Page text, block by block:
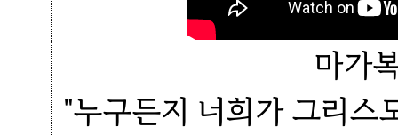
마가
"누구든지 너희가 그리